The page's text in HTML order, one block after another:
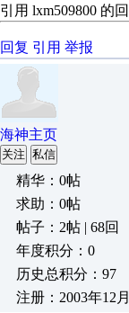
引用 lxm509800 的
回复 引用 举报
海神主页
关注 私信
精华：0帖
求助：0帖
帖子：2帖 | 68回
年度积分：0
历史总积分：97
注册：2003年12